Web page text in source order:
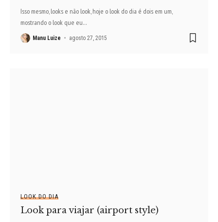
Isso mesmo, looks e não look, hoje o look do dia é dois em um,
mostrando o look que eu…
Manu Luize agosto 27, 2015
LOOK DO DIA
Look para viajar (airport style)